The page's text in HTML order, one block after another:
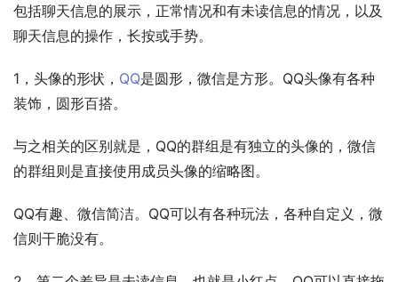
包括聊天信息的展示，正常情况和有未读信息的情况，以及
聊天信息的操作，长按或手势。
1，头像的形状， QQ是圆形，微信是方形。QQ头像有各种
装饰，圆形百搭。
与之相关的区别就是，QQ的群组是有独立的头像的，微信
的群组则是直接使用成员头像的缩略图。
QQ有趣、微信简洁。QQ可以有各种玩法，各种自定义，微
信则干脆没有。